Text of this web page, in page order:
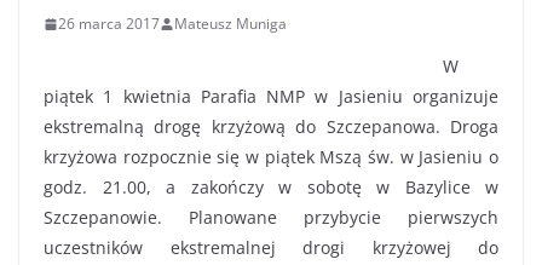
26 marca 2017 Mateusz Muniga
W
piątek 1 kwietnia Parafia NMP w Jasieniu organizuje
ekstremalną drogę krzyżową do Szczepanowa. Droga
krzyżowa rozpocznie się w piątek Mszą św. w Jasieniu o
godz. 21.00, a zakończy w sobotę w Bazylice w
Szczepanowie. Planowane przybycie pierwszych
uczestników ekstremalnej drogi krzyżowej do